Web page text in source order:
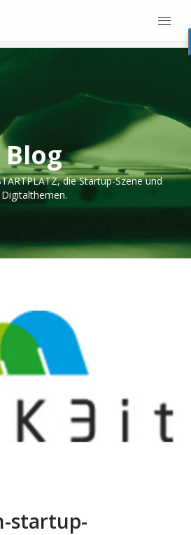
Blog
die Startup-Szene und
Digitalthemen.
startup-